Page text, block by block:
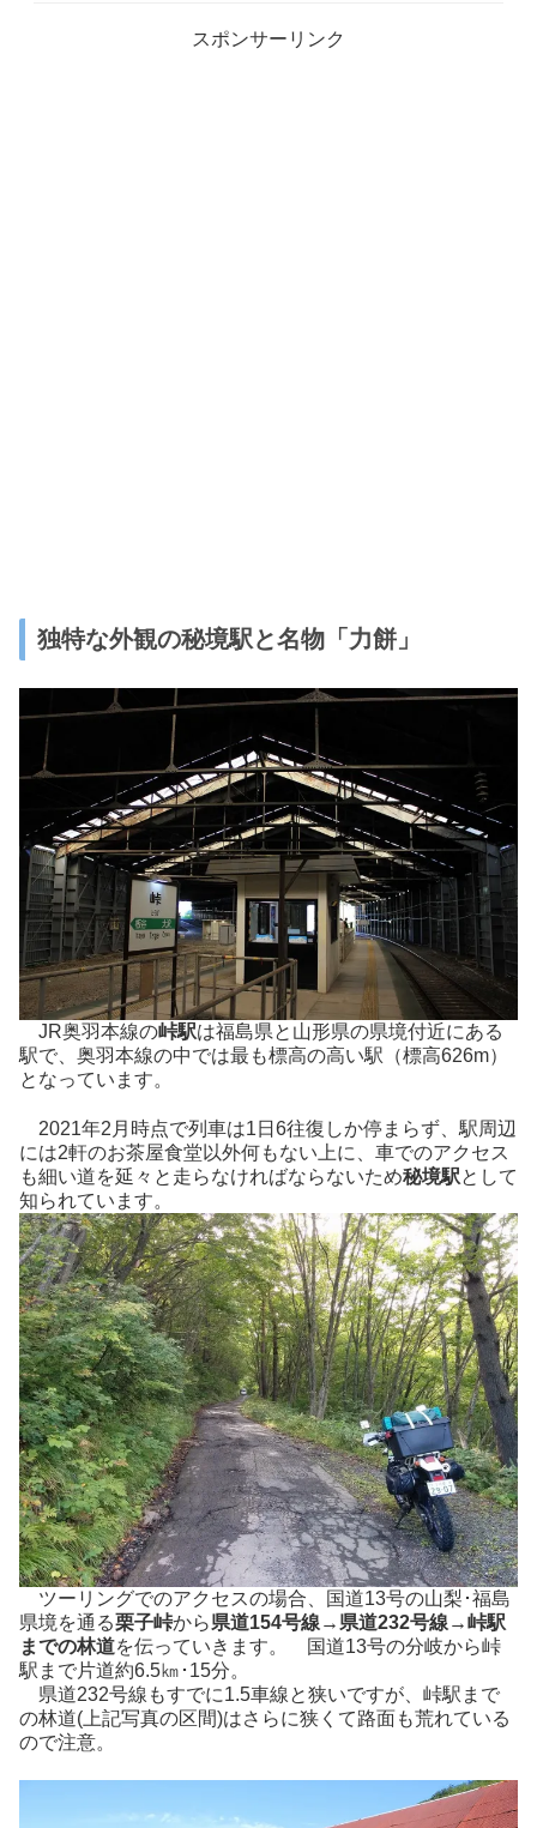
スポンサーリンク
独特な外観の秘境駅と名物「力餅」
JR奥羽本線の峠駅は福島県と山形県の県境付近にある
駅で、奥羽本線の中では最も標高の高い駅（標高626m）
となっています。
2021年2月時点で列車は1日6往復しか停まらず、駅周辺
には2軒のお茶屋食堂以外何もない上に、車でのアクセス
も細い道を延々と走らなければならないため秘境駅として
知られています。
ツーリングでのアクセスの場合、国道13号の山梨･福島
県境を通る栗子峠から県道154号線→県道232号線→峠駅
までの林道を伝っていきます。 国道13号の分岐から峠
駅まで片道約6.5㎞･15分。
県道232号線もすでに1.5車線と狭いですが、峠駅まで
の林道(上記写真の区間)はさらに狭くて路面も荒れている
ので注意。